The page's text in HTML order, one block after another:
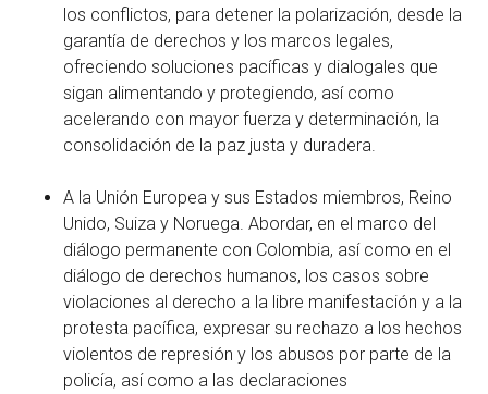
los conflictos, para detener la polarización, desde la
garantía de derechos y los marcos legales,
ofreciendo soluciones pacíficas y dialogales que
sigan alimentando y protegiendo, así como
acelerando con mayor fuerza y determinación, la
consolidación de la paz justa y duradera.
A la Unión Europea y sus Estados miembros, Reino
Unido, Suiza y Noruega. Abordar, en el marco del
diálogo permanente con Colombia, así como en el
diálogo de derechos humanos, los casos sobre
violaciones al derecho a la libre manifestación y a la
protesta pacífica, expresar su rechazo a los hechos
violentos de represión y los abusos por parte de la
policía, así como a las declaraciones